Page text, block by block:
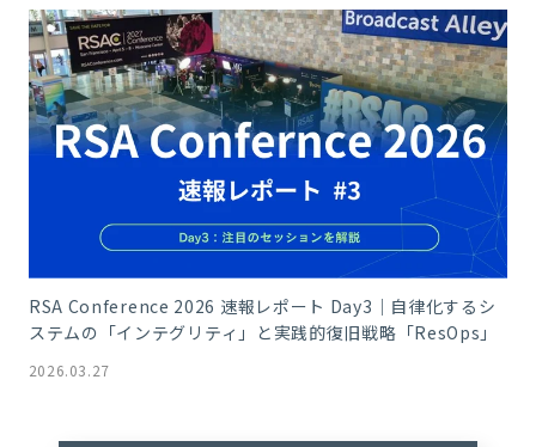
RSA Conference 2026 速報レポート Day3｜自律化するシ
ステムの「インテグリティ」と実践的復旧戦略「ResOps」
2026.03.27